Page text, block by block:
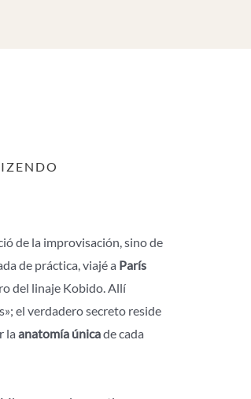
de la improvisación, sino de
de práctica, viajé a París
del linaje Kobido. Allí
el verdadero secreto reside
la anatomía únicade cada